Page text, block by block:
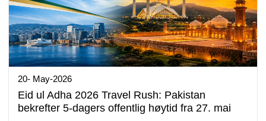
20- May-2026
Eid ul Adha 2026 Travel Rush: Pakistan
bekrefter 5-dagers offentlig høytid fra 27. mai